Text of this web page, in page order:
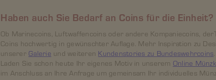
Haben auch Sie Bedarf an Coins für die Einheit?
Ob Marinecoins, Luftwaffencoins oder andere Kompaniecoins,
Coins hochwertig in gewünschter Auflage. Mehr Inspiration zu
unserer Galerie und weiteren Kundenstories zu Bundeswehrcoins
Laden Sie schon heute Ihr eigenes Motiv in unserem Online
im Anschluss an Ihre Anfrage um gemeinsam Ihr individuelles